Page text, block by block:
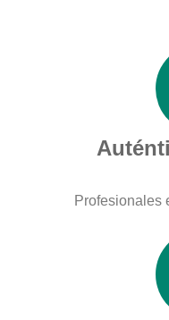
Profesionales